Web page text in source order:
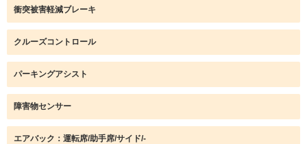
衝突被害軽減ブレーキ
クルーズコントロール
パーキングアシスト
障害物センサー
エアバック：運転席/助手席/サイド/-